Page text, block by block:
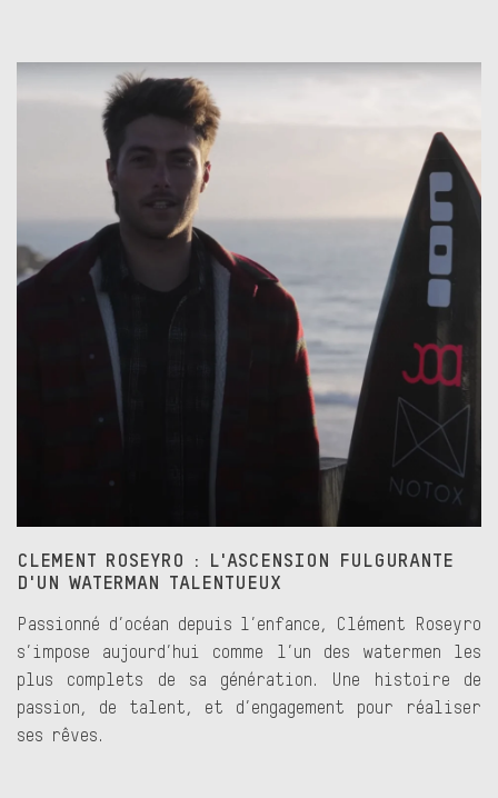
CLEMENT ROSEYRO : L'ASCENSION FULGURANTE
D'UN WATERMAN TALENTUEUX
Passionné d’océan depuis l’enfance, Clément Roseyro
s’impose aujourd’hui comme l’un des watermen les
plus complets de sa génération. Une histoire de
passion, de talent, et d’engagement pour réaliser
ses rêves.